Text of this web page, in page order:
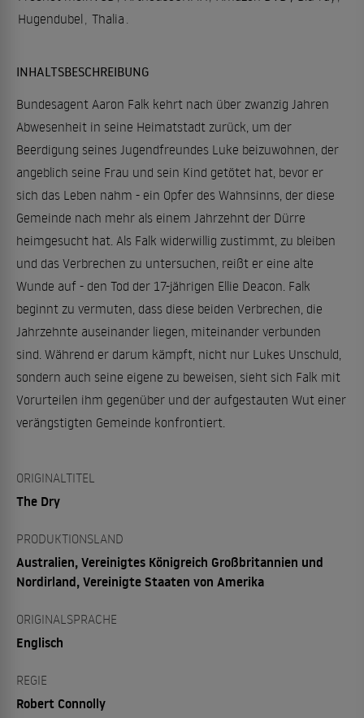
Hugendubel Thalia
INHALTSBESCHREIBUNG
Bundesagent Aaron Falk kehrt nach über zwanzig Jahren
Abwesenheit in seine Heimatstadt zurück, um der
Beerdigung seines Jugendfreundes Luke beizuwohnen, der
angeblich seine Frau und sein Kind getötet hat, bevor er
sich das Leben nahm - ein Opfer des Wahnsinns, der diese
Gemeinde nach mehr als einem Jahrzehnt der Dürre
heimgesucht hat. Als Falk widerwillig zustimmt, zu bleiben
und das Verbrechen zu untersuchen, reißt er eine alte
Wunde auf - den Tod der 17-jährigen Ellie Deacon. Falk
beginnt zu vermuten, dass diese beiden Verbrechen, die
Jahrzehnte auseinander liegen, miteinander verbunden
sind. Während er darum kämpft, nicht nur Lukes Unschuld,
sondern auch seine eigene zu beweisen, sieht sich Falk mit
Vorurteilen ihm gegenüber und der aufgestauten Wut einer
verängstigten Gemeinde konfrontiert.
ORIGINALTITEL
The Dry
PRODUKTIONSLAND
Australien, Vereinigtes Königreich Großbritannien und
Nordirland, Vereinigte Staaten von Amerika
ORIGINALSPRACHE
Englisch
REGIE
Robert Connolly